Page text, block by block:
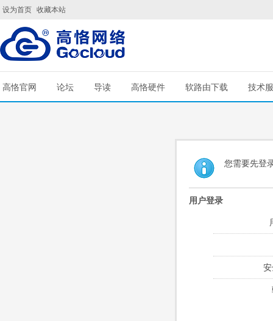
设为首页 收藏本站
高恪官网 论坛 导读 高恪硬件 软路由下载 技术
您需要先登
用户登录